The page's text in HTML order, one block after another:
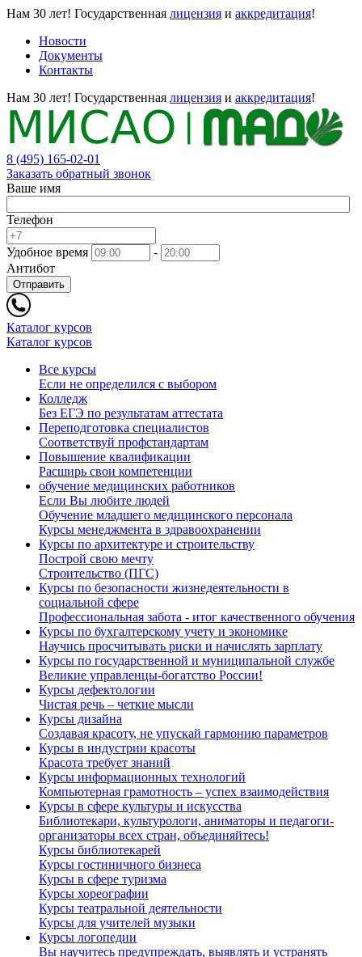
Нам 30 лет! Государственная лицензия и аккредитация!
Новости
Документы
Контакты
Нам 30 лет! Государственная лицензия и аккредитация!
8 (495) 165-02-01
Заказать обратный звонок
Ваше имя
Телефон
Удобное время
-
Антибот
Отправить
Каталог курсов
Каталог курсов
Все курсы
Если не определился с выбором
Колледж
Без ЕГЭ по результатам аттестата
Переподготовка специалистов
Соответствуй профстандартам
Повышение квалификации
Расширь свои компетенции
обучение медицинских работников
Если Вы любите людей
Обучение младшего медицинского персонала
Курсы менеджмента в здравоохранении
Курсы по архитектуре и строительству
Построй свою мечту
Строительство (ПГС)
Курсы по безопасности жизнедеятельности в
социальной сфере
Профессиональная забота - итог качественного обучения
Курсы по бухгалтерскому учету и экономике
Научись просчитывать риски и начислять зарплату
Курсы по государственной и муниципальной службе
Великие управленцы-богатство России!
Курсы дефектологии
Чистая речь – четкие мысли
Курсы дизайна
Создавая красоту, не упускай гармонию параметров
Курсы в индустрии красоты
Красота требует знаний
Курсы информационных технологий
Компьютерная грамотность – успех взаимодействия
Курсы в сфере культуры и искусства
Библиотекари, культурологи, аниматоры и педагоги-
организаторы всех стран, объединяйтесь!
Курсы библиотекарей
Курсы гостиничного бизнеса
Курсы в сфере туризма
Курсы хореографии
Курсы театральной деятельности
Курсы для учителей музыки
Курсы логопедии
Вы научитесь предупреждать, выявлять и устранять